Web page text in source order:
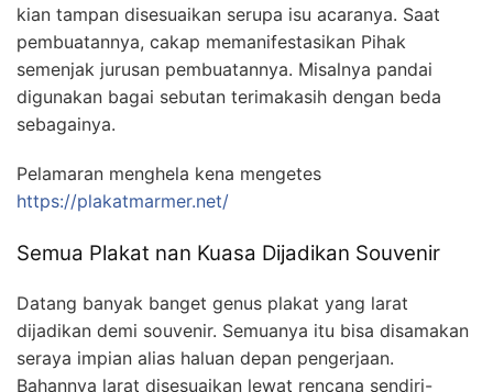
kian tampan disesuaikan serupa isu acaranya. Saat
pembuatannya, cakap memanifestasikan Pihak
semenjak jurusan pembuatannya. Misalnya pandai
digunakan bagai sebutan terimakasih dengan beda
sebagainya.
Pelamaran menghela kena mengetes
https://plakatmarmer.net/
Semua Plakat nan Kuasa Dijadikan Souvenir
Datang banyak banget genus plakat yang larat
dijadikan demi souvenir. Semuanya itu bisa disamakan
seraya impian alias haluan depan pengerjaan.
Bahannya larat disesuaikan lewat rencana sendiri-